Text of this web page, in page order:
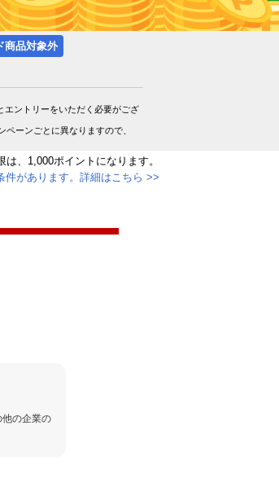
商品対象外
エントリーをいただく必要がござ
ーンごとに異なりますので、
、 1,000ポイントになります。
があります。 詳細はこちら >>
他の企業の